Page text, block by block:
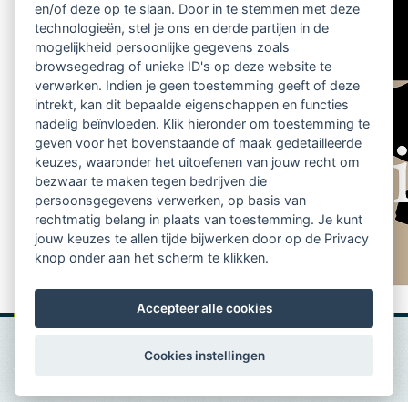
en/of deze op te slaan. Door in te stemmen met deze
technologieën, stel je ons en derde partijen in de
mogelijkheid persoonlijke gegevens zoals
browsegedrag of unieke ID's op deze website te
verwerken. Indien je geen toestemming geeft of deze
intrekt, kan dit bepaalde eigenschappen en functies
nadelig beïnvloeden. Klik hieronder om toestemming te
geven voor het bovenstaande of maak gedetailleerde
keuzes, waaronder het uitoefenen van jouw recht om
bezwaar te maken tegen bedrijven die
persoonsgegevens verwerken, op basis van
rechtmatig belang in plaats van toestemming. Je kunt
jouw keuzes te allen tijde bijwerken door op de Privacy
knop onder aan het scherm te klikken.
Accepteer alle cookies
Cookies instellingen